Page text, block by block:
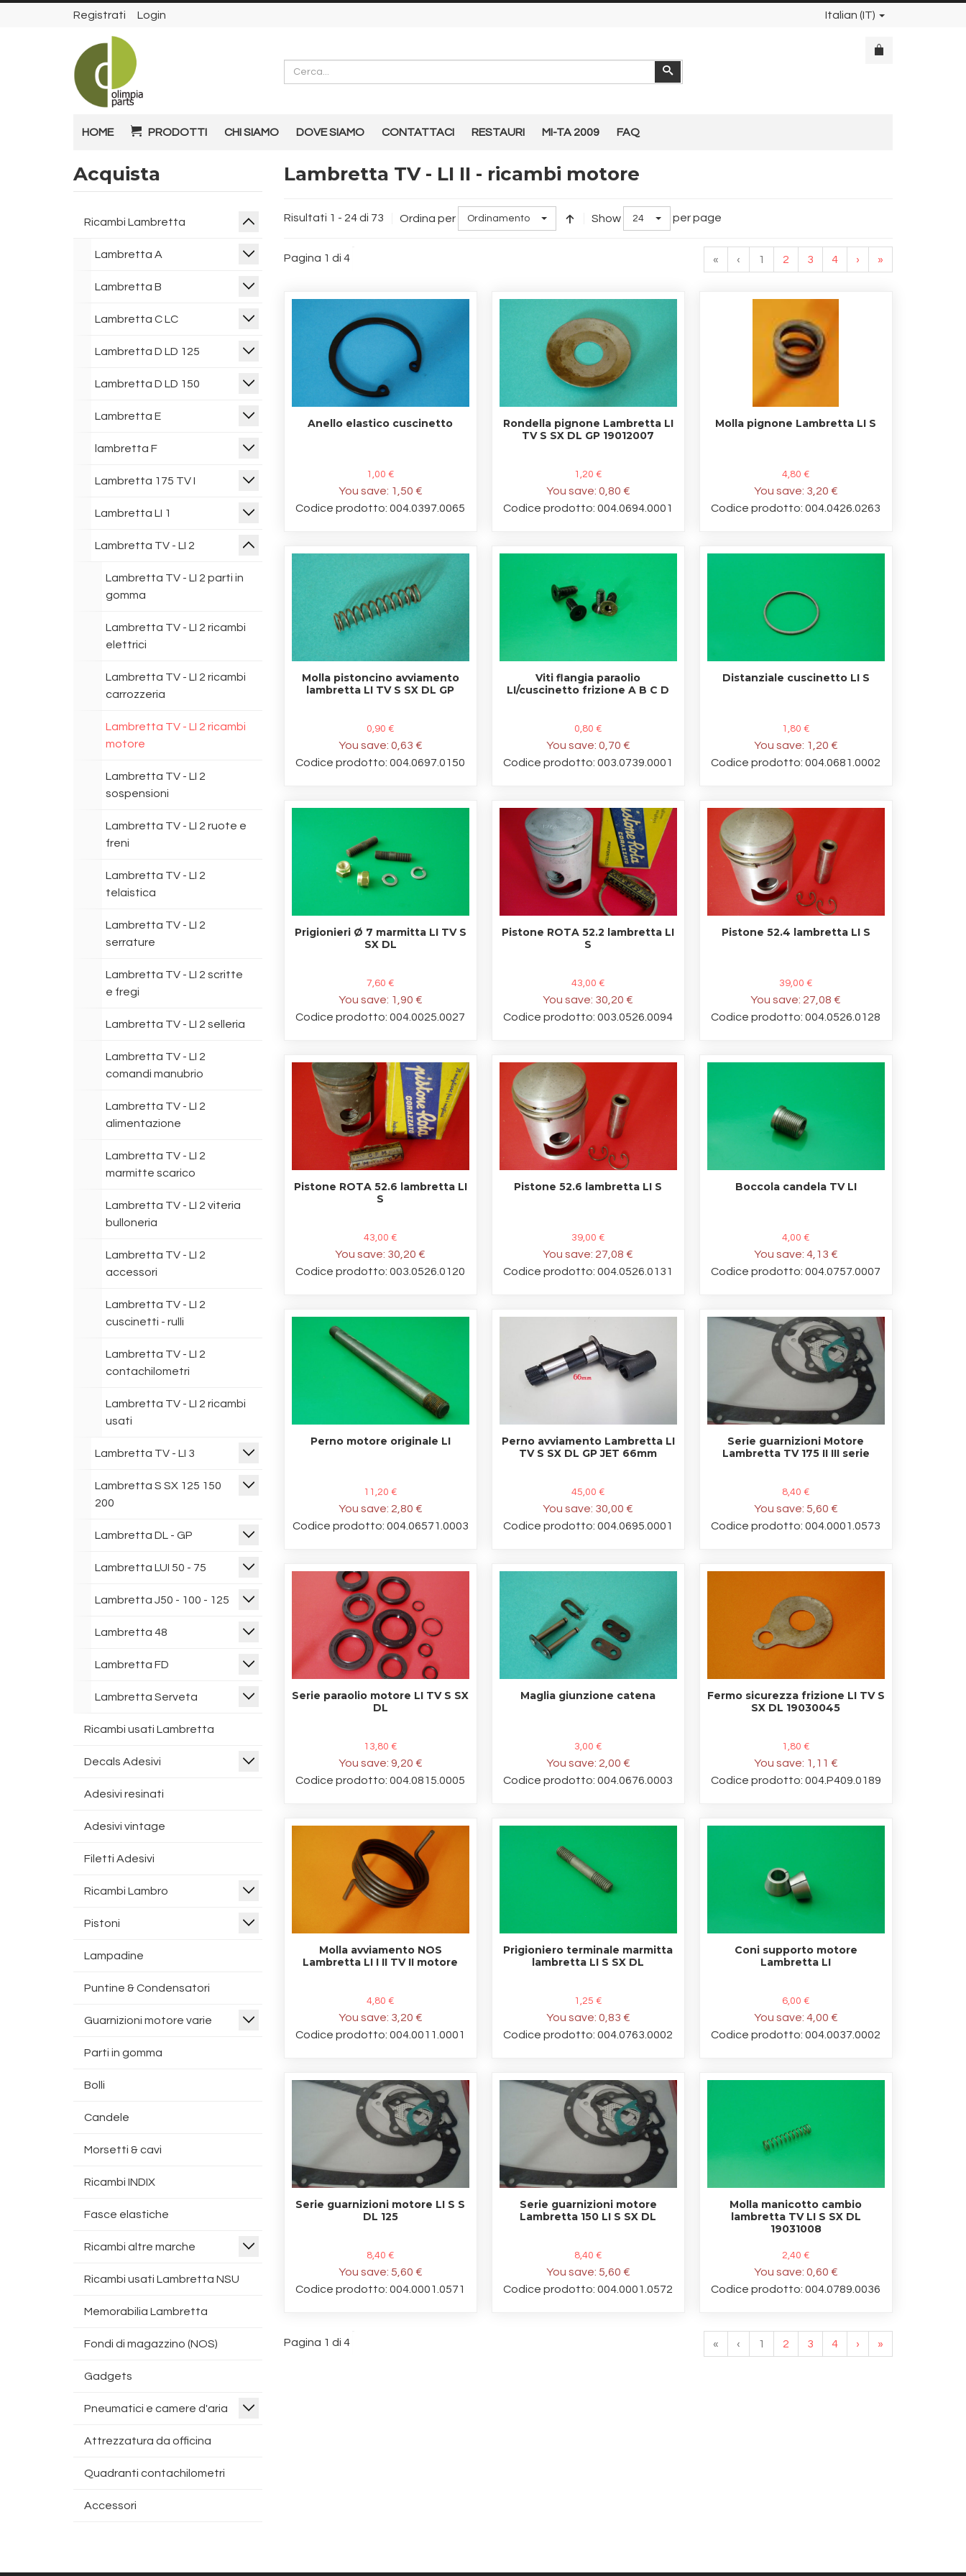
Registrati Login Italian (IT)
Cerca
Cerca
HOME PRODOTTI CHI SIAMO DOVE SIAMO CONTATTACI RESTAURI MI-TA 2009 FAQ
Lambretta TV - LI II - ricambi motore
Risultati 1 - 24 di 73 Ordina per Ordinamento Show 24 per page
Pagina 1 di 4 « ‹ 1 2 3 4 › »
Anello elastico cuscinetto
1,00 €
You save: 1,50 €
Codice prodotto: 004.0397.0065
Rondella pignone Lambretta LI
TV S SX DL GP 19012007
1,20 €
You save: 0,80 €
Codice prodotto: 004.0694.0001
Molla pignone Lambretta LI S
4,80 €
You save: 3,20 €
Codice prodotto: 004.0426.0263
Molla pistoncino avviamento
lambretta LI TV S SX DL GP
0,90 €
You save: 0,63 €
Codice prodotto: 004.0697.0150
Viti flangia paraolio
LI/cuscinetto frizione A B C D
0,80 €
You save: 0,70 €
Codice prodotto: 003.0739.0001
Distanziale cuscinetto LI S
1,80 €
You save: 1,20 €
Codice prodotto: 004.0681.0002
Prigionieri Ø 7 marmitta LI TV S
SX DL
7,60 €
You save: 1,90 €
Codice prodotto: 004.0025.0027
Pistone ROTA 52.2 lambretta LI
S
43,00 €
You save: 30,20 €
Codice prodotto: 003.0526.0094
Pistone 52.4 lambretta LI S
39,00 €
You save: 27,08 €
Codice prodotto: 004.0526.0128
Pistone ROTA 52.6 lambretta LI
S
43,00 €
You save: 30,20 €
Codice prodotto: 003.0526.0120
Pistone 52.6 lambretta LI S
39,00 €
You save: 27,08 €
Codice prodotto: 004.0526.0131
Boccola candela TV LI
4,00 €
You save: 4,13 €
Codice prodotto: 004.0757.0007
Perno motore originale LI
11,20 €
You save: 2,80 €
Codice prodotto: 004.06571.0003
Perno avviamento Lambretta LI
TV S SX DL GP JET 66mm
45,00 €
You save: 30,00 €
Codice prodotto: 004.0695.0001
Serie guarnizioni Motore
Lambretta TV 175 II III serie
8,40 €
You save: 5,60 €
Codice prodotto: 004.0001.0573
Serie paraolio motore LI TV S SX
DL
13,80 €
You save: 9,20 €
Codice prodotto: 004.0815.0005
Maglia giunzione catena
3,00 €
You save: 2,00 €
Codice prodotto: 004.0676.0003
Fermo sicurezza frizione LI TV S
SX DL 19030045
1,80 €
You save: 1,11 €
Codice prodotto: 004.P409.0189
Molla avviamento NOS
Lambretta LI I II TV II motore
4,80 €
You save: 3,20 €
Codice prodotto: 004.0011.0001
Prigioniero terminale marmitta
lambretta LI S SX DL
1,25 €
You save: 0,83 €
Codice prodotto: 004.0763.0002
Coni supporto motore
Lambretta LI
6,00 €
You save: 4,00 €
Codice prodotto: 004.0037.0002
Serie guarnizioni motore LI S S
DL 125
8,40 €
You save: 5,60 €
Codice prodotto: 004.0001.0571
Serie guarnizioni motore
Lambretta 150 LI S SX DL
8,40 €
You save: 5,60 €
Codice prodotto: 004.0001.0572
Molla manicotto cambio
lambretta TV LI S SX DL
19031008
2,40 €
You save: 0,60 €
Codice prodotto: 004.0789.0036
Pagina 1 di 4 « ‹ 1 2 3 4 › »
Acquista
Ricambi Lambretta
Lambretta A
Lambretta B
Lambretta C LC
Lambretta D LD 125
Lambretta D LD 150
Lambretta E
lambretta F
Lambretta 175 TV I
Lambretta LI 1
Lambretta TV - LI 2
Lambretta TV - LI 2 parti in
gomma
Lambretta TV - LI 2 ricambi
elettrici
Lambretta TV - LI 2 ricambi
carrozzeria
Lambretta TV - LI 2 ricambi
motore
Lambretta TV - LI 2
sospensioni
Lambretta TV - LI 2 ruote e
freni
Lambretta TV - LI 2
telaistica
Lambretta TV - LI 2
serrature
Lambretta TV - LI 2 scritte
e fregi
Lambretta TV - LI 2 selleria
Lambretta TV - LI 2
comandi manubrio
Lambretta TV - LI 2
alimentazione
Lambretta TV - LI 2
marmitte scarico
Lambretta TV - LI 2 viteria
bulloneria
Lambretta TV - LI 2
accessori
Lambretta TV - LI 2
cuscinetti - rulli
Lambretta TV - LI 2
contachilometri
Lambretta TV - LI 2 ricambi
usati
Lambretta TV - LI 3
Lambretta S SX 125 150
200
Lambretta DL - GP
Lambretta LUI 50 - 75
Lambretta J50 - 100 - 125
Lambretta 48
Lambretta FD
Lambretta Serveta
Ricambi usati Lambretta
Decals Adesivi
Adesivi resinati
Adesivi vintage
Filetti Adesivi
Ricambi Lambro
Pistoni
Lampadine
Puntine & Condensatori
Guarnizioni motore varie
Parti in gomma
Bolli
Candele
Morsetti & cavi
Ricambi INDIX
Fasce elastiche
Ricambi altre marche
Ricambi usati Lambretta NSU
Memorabilia Lambretta
Fondi di magazzino (NOS)
Gadgets
Pneumatici e camere d'aria
Attrezzatura da officina
Quadranti contachilometri
Accessori